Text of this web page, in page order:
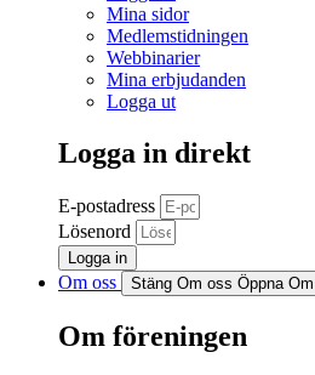
Mina sidor
Medlemstidningen
Webbinarier
Mina erbjudanden
Logga ut
Logga in direkt
E-postadress
Lösenord
Logga in
Om oss Stäng Om oss Öppna
Om föreningen